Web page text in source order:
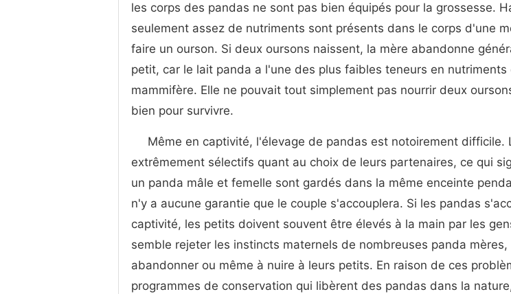
les corps des pandas ne sont pas bien équipés pour la grossesse.
seulement assez de nutriments sont présents dans le corps d'une
faire un ourson. Si deux oursons naissent, la mère abandonne
petit, car le lait panda a l'une des plus faibles teneurs en
mammifère. Elle ne pouvait tout simplement pas nourrir deux
bien pour survivre.
Même en captivité, l'élevage de pandas est notoirement difficile.
extrêmement sélectifs quant au choix de leurs partenaires, ce qui
un panda mâle et femelle sont gardés dans la même enceinte
n'y a aucune garantie que le couple s'accouplera. Si les pandas
captivité, les petits doivent souvent être élevés à la main par les
semble rejeter les instincts maternels de nombreuses panda
abandonner ou même à nuire à leurs petits. En raison de ces
programmes de conservation qui libèrent des pandas dans la